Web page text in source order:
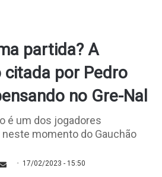
partida? A
citada por Pedro
no Gre-Nal
é um dos jogadores
momento do Gauchão
Mande
17/02/2023 - 15:50